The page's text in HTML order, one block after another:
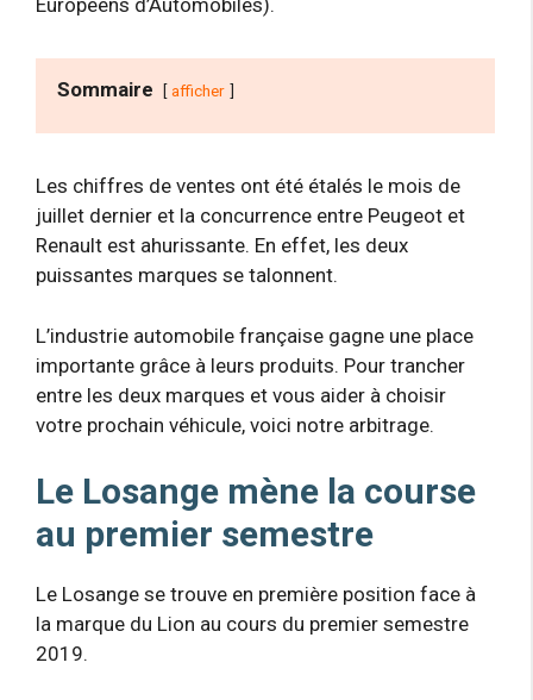
Européens d’Automobiles).
Sommaire afficher
Les chiffres de ventes ont été étalés le mois de
juillet dernier et la concurrence entre Peugeot et
Renault est ahurissante. En effet, les deux
puissantes marques se talonnent.
L’industrie automobile française gagne une place
importante grâce à leurs produits. Pour trancher
entre les deux marques et vous aider à choisir
votre prochain véhicule, voici notre arbitrage.
Le Losange mène la course
au premier semestre
Le Losange se trouve en première position face à
la marque du Lion au cours du premier semestre
2019.